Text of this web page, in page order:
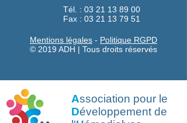
Tél. : 03 21 13 89 00
Fax : 03 21 13 79 51
Mentions légales - Politique RGPD
© 2019 ADH | Tous droits réservés
Association pour le
Développement de